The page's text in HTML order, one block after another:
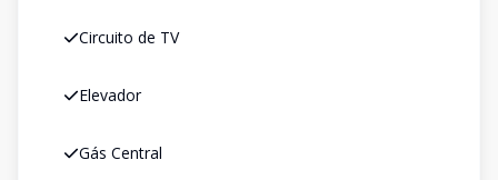
Circuito de TV
Elevador
Gás Central